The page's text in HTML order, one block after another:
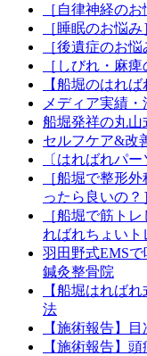
［自律神経のお
［睡眠のお悩み
［後遺症のお悩
［しびれ・麻痺
【船堀のはれ
メディア実績
船堀発祥の丸
セルフケア&改
〔はればれパ
［船堀で整形
ったら良いの？
［船堀で筋ト
ればれちょいト
羽田野式EMS
鍼灸整骨院
【船堀はれば
法
【施術報告】目
【施術報告】頭